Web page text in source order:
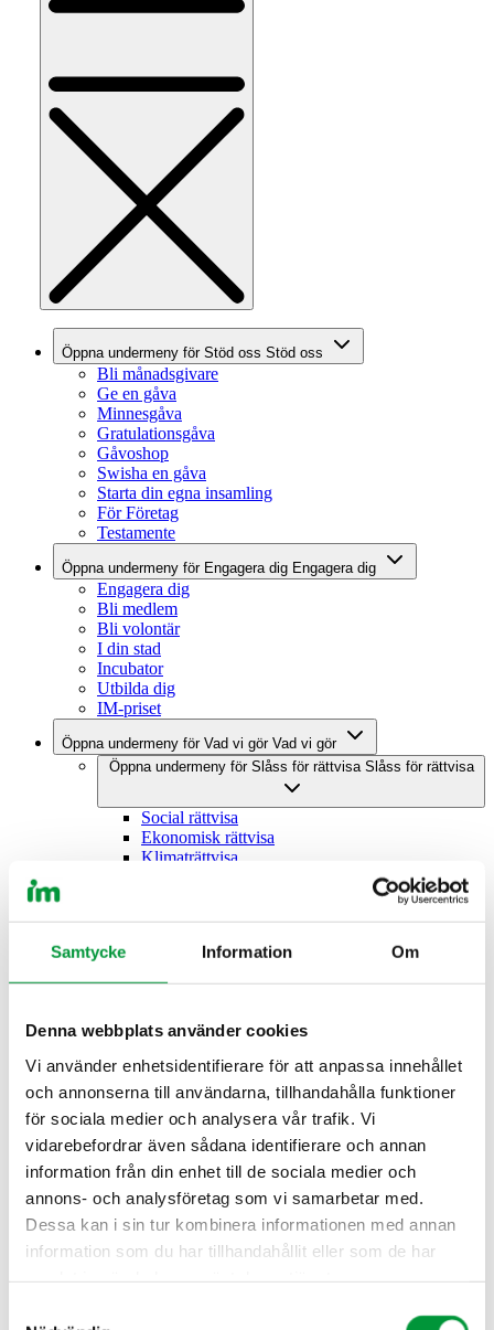
Samtycke Information Om
Denna webbplats använder cookies
Vi använder enhetsidentifierare för att anpassa innehållet
och annonserna till användarna, tillhandahålla funktioner
för sociala medier och analysera vår trafik. Vi
vidarebefordrar även sådana identifierare och annan
information från din enhet till de sociala medier och
annons- och analysföretag som vi samarbetar med.
Dessa kan i sin tur kombinera informationen med annan
information som du har tillhandahållit eller som de har
Öppna undermeny för Stöd oss Stöd oss
Bli månadsgivare
Ge en gåva
Minnesgåva
Gratulationsgåva
Gåvoshop
Swisha en gåva
Starta din egna insamling
För Företag
Testamente
Öppna undermeny för Engagera dig Engagera dig
Engagera dig
Bli medlem
Bli volontär
I din stad
Incubator
Utbilda dig
IM-priset
Öppna undermeny för Vad vi gör Vad vi gör
Öppna undermeny för Slåss för rättvisa Slåss för rättvisa
Social rättvisa
Ekonomisk rättvisa
Klimaträttvisa
Öppna undermeny för Bekämpa förtryckBekämpa
Antirasism
Fattigdomsbekämpning
Var vi finns
Öppna undermeny för Om IM Om IM
Öppna undermeny för Vår organisation Vår organisation
Verksamhetsberättelse
Styrelse
Årsmöte
Giva Sveriges kvalitetskod
Vår historia